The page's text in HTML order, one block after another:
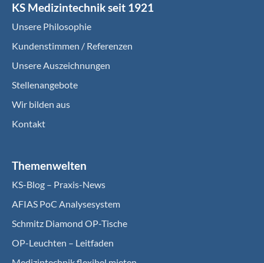
KS Medizintechnik seit 1921
Unsere Philosophie
Kundenstimmen / Referenzen
Unsere Auszeichnungen
Stellenangebote
Wir bilden aus
Kontakt
Themenwelten
KS-Blog – Praxis-News
AFIAS PoC Analysesystem
Schmitz Diamond OP-Tische
OP-Leuchten – Leitfaden